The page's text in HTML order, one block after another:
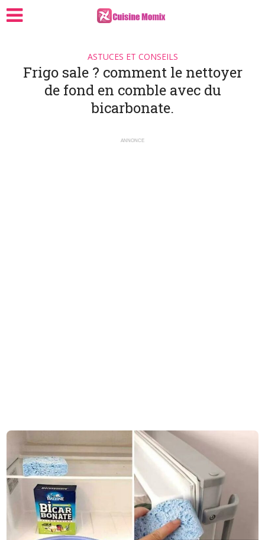
ASTUCES ET CONSEILS
Frigo sale ? comment le nettoyer
de fond en comble avec du
bicarbonate.
ANNONCE